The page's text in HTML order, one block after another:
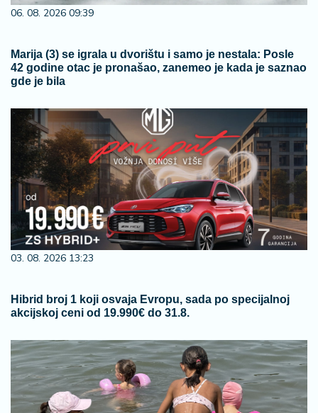
06. 08. 2026 09:39
Marija (3) se igrala u dvorištu i samo je nestala: Posle
42 godine otac je pronašao, zanemeo je kada je saznao
gde je bila
03. 08. 2026 13:23
Hibrid broj 1 koji osvaja Evropu, sada po specijalnoj
akcijskoj ceni od 19.990€ do 31.8.